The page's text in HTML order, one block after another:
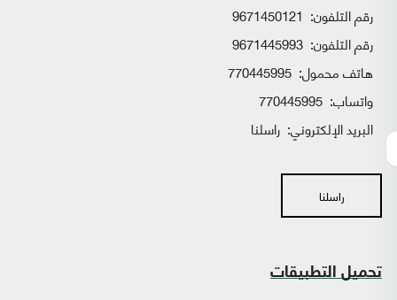
رقم التلفون: 9671450121
رقم التلفون: 9671445993
هاتف محمول: 770445995
واتساب:
البريد الإلكتروني: راسلنا
راسلنا
تحميل التطبيقات